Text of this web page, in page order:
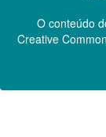
O conteúdo
Creative